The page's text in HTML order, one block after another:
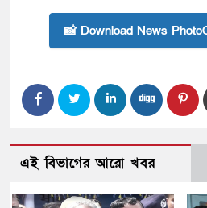
📸 Download News
এই বিভাগের আরো খবর